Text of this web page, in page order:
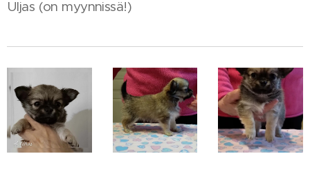
Uljas (on myynnissä!)